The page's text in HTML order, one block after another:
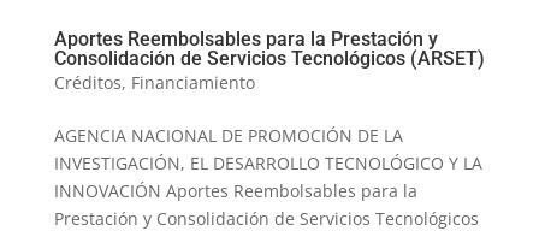
Aportes Reembolsables para la Prestación y
Consolidación de Servicios Tecnológicos (ARSET)
Créditos, Financiamiento
AGENCIA NACIONAL DE PROMOCIÓN DE LA
INVESTIGACIÓN, EL DESARROLLO TECNOLÓGICO Y LA
INNOVACIÓN Aportes Reembolsables para la
Prestación y Consolidación de Servicios Tecnológicos